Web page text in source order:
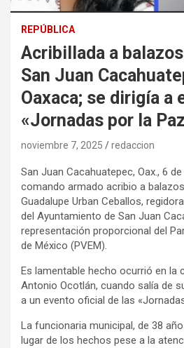
REPÚBLICA
Acribillada a
San Juan
Oaxaca; se dirigía a
«Jornadas por la
noviembre 7, 2025 redaccion
San Juan Cacahuatepec, Oax., 6
comando armado acribio a
Guadalupe Urban Ceballos,
del Ayuntamiento de San Juan
representación proporcional del
de México (PVEM).
Es lamentable hecho ocurrió en la
Antonio Ocotlán, cuando salía de
a un evento oficial de las
La funcionaria municipal, de 38
lugar de los hechos pese a la